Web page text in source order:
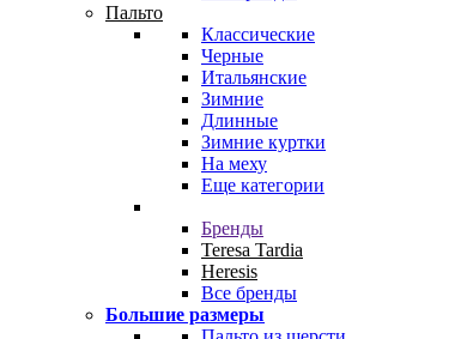
Пальто
Классические
Черные
Итальянские
Зимние
Длинные
Зимние куртки
На меху
Еще категории
Бренды
Teresa Tardia
Heresis
Все бренды
Большие размеры